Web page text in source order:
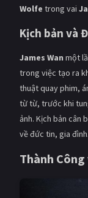
Wolfe trong vai
Kịch bản và
James Wan một
trong việc tạo ra
thuật quay phim,
từ từ, trước khi
ảnh. Kịch bản cân
về đức tin, gia đình.
Thành